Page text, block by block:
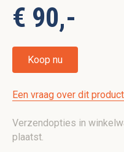
€ 90,-
Koop nu
Een vraag over dit
Verzendopties in
plaatst.